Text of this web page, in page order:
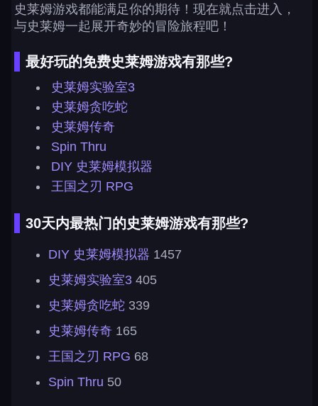
史莱姆游戏都能满足你的期待！现在就点击进入，
与史莱姆一起展开奇妙的冒险旅程吧！
最好玩的免费史莱姆游戏有那些?
史莱姆实验室3
史莱姆贪吃蛇
史莱姆传奇
Spin Thru
DIY 史莱姆模拟器
王国之刃 RPG
30天内最热门的史莱姆游戏有那些?
DIY 史莱姆模拟器 1457
史莱姆实验室3 405
史莱姆贪吃蛇 339
史莱姆传奇 165
王国之刃 RPG 68
Spin Thru 50